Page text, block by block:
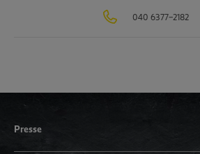
040 6377-2182
Presse